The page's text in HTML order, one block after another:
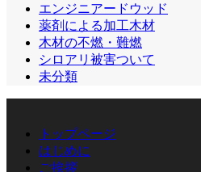
エンジニアードウッド
薬剤による加工木材
木材の不燃・難燃
シロアリ被害ついて
未分類
トップページ
はじめに
ご挨拶